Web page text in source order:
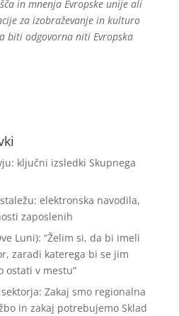
in mnenja Evropske unije ali
za izobraževanje in kulturo
biti odgovorna niti Evropska
ključni izsledki Skupnega
elektronska navodila,
zaposlenih
Luni): “Želim si, da bi imeli
zaradi katerega bi se jim
ostati v mestu”
Zakaj smo regionalna
in zakaj potrebujemo Sklad